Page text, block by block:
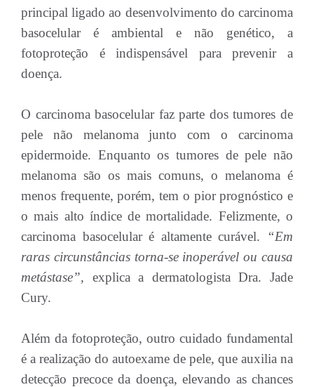
principal ligado ao desenvolvimento do carcinoma
basocelular é ambiental e não genético, a
fotoproteção é indispensável para prevenir a
doença.
O carcinoma basocelular faz parte dos tumores de
pele não melanoma junto com o carcinoma
epidermoide. Enquanto os tumores de pele não
melanoma são os mais comuns, o melanoma é
menos frequente, porém, tem o pior prognóstico e
o mais alto índice de mortalidade. Felizmente, o
carcinoma basocelular é altamente curável. “Em
raras circunstâncias torna-se inoperável ou causa
metástase”, explica a dermatologista Dra. Jade
Cury.
Além da fotoproteção, outro cuidado fundamental
é a realização do autoexame de pele, que auxilia na
detecção precoce da doença, elevando as chances